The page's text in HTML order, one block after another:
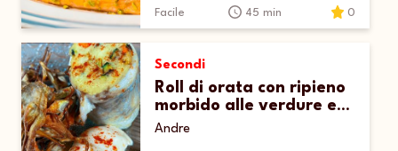
Facile 45 min 0
Secondi
Roll di orata con ripieno
morbido alle verdure e
carciofi fritti
Andre